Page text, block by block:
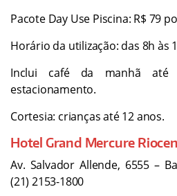
Pacote Day Use Piscina: R$ 79
Horário da utilização: das 8h às
Inclui café da manhã
estacionamento.
Cortesia: crianças até 12 anos.
Hotel Grand Mercure
Av. Salvador Allende, 6555 –
(21) 2153-1800